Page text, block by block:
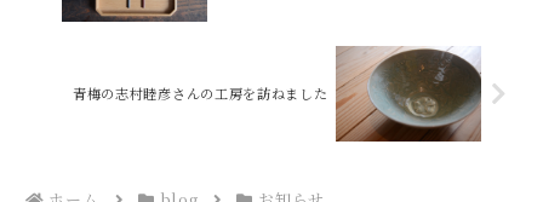
青梅の志村睦彦さんの工房を訪ねました